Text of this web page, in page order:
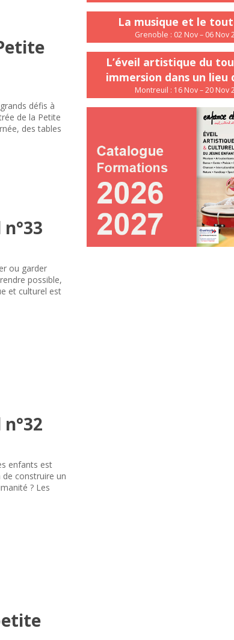
défis à
de la Petite
des tables
ou garder
possible,
et culturel est
enfants est
de construire un
? Les
La musique et le
Grenoble : 02 Nov – 06 Nov
L’éveil artistique du
immersion dans un lieu
Montreuil : 16 Nov – 20 Nov